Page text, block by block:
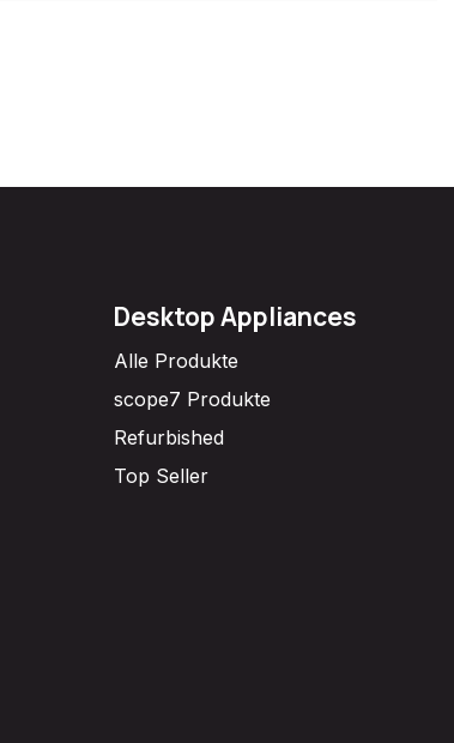
Desktop Appliances
Alle Produkte
scope7 Produkte
Refurbished
Top Seller